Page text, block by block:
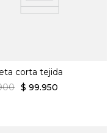
corta tejida
$ 99.950